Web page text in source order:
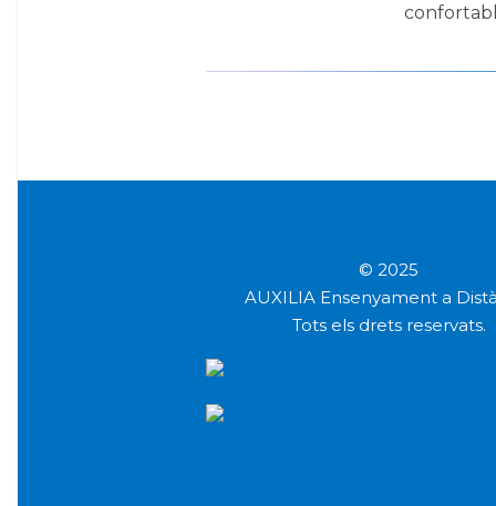
© 2025
AUXILIA Ensenyament a
Tots els drets reservats.